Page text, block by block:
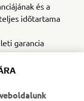
és a
időtartama
garancia
Yamaha
kell